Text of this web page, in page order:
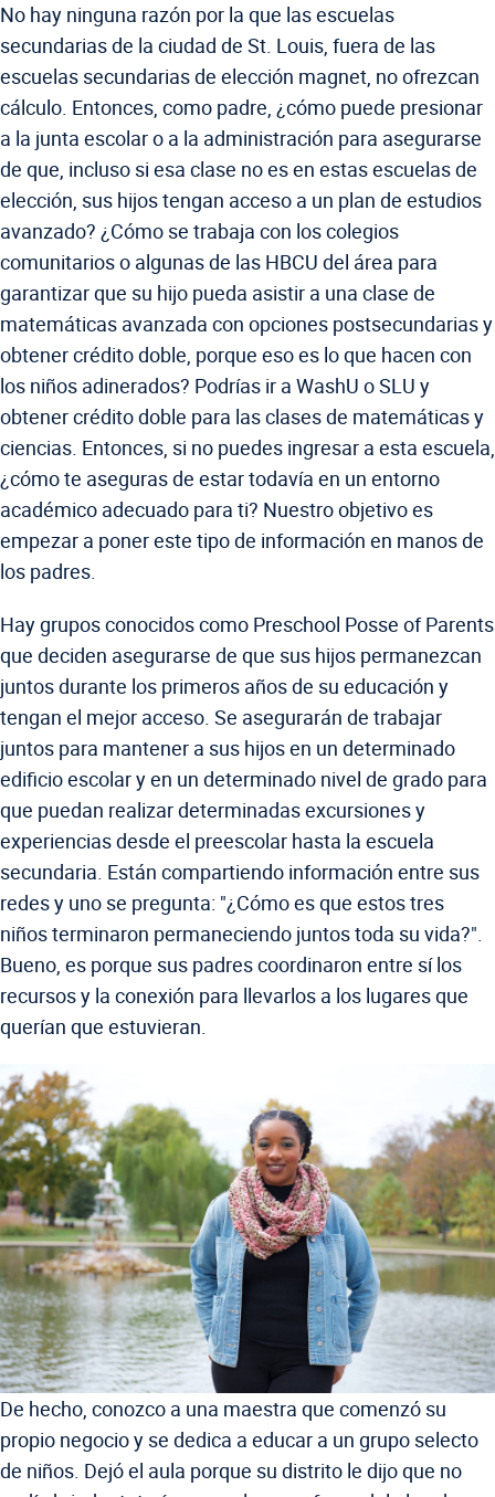
No hay ninguna razón por la que las escuelas
secundarias de la ciudad de St. Louis, fuera de las
escuelas secundarias de elección magnet, no ofrezcan
cálculo. Entonces, como padre, ¿cómo puede presionar
a la junta escolar o a la administración para asegurarse
de que, incluso si esa clase no es en estas escuelas de
elección, sus hijos tengan acceso a un plan de estudios
avanzado? ¿Cómo se trabaja con los colegios
comunitarios o algunas de las HBCU del área para
garantizar que su hijo pueda asistir a una clase de
matemáticas avanzada con opciones postsecundarias y
obtener crédito doble, porque eso es lo que hacen con
los niños adinerados? Podrías ir a WashU o SLU y
obtener crédito doble para las clases de matemáticas y
ciencias. Entonces, si no puedes ingresar a esta escuela,
¿cómo te aseguras de estar todavía en un entorno
académico adecuado para ti? Nuestro objetivo es
empezar a poner este tipo de información en manos de
los padres.
Hay grupos conocidos como Preschool Posse of Parents
que deciden asegurarse de que sus hijos permanezcan
juntos durante los primeros años de su educación y
tengan el mejor acceso. Se asegurarán de trabajar
juntos para mantener a sus hijos en un determinado
edificio escolar y en un determinado nivel de grado para
que puedan realizar determinadas excursiones y
experiencias desde el preescolar hasta la escuela
secundaria. Están compartiendo información entre sus
redes y uno se pregunta: "¿Cómo es que estos tres
niños terminaron permaneciendo juntos toda su vida?".
Bueno, es porque sus padres coordinaron entre sí los
recursos y la conexión para llevarlos a los lugares que
querían que estuvieran.
De hecho, conozco a una maestra que comenzó su
propio negocio y se dedica a educar a un grupo selecto
de niños. Dejó el aula porque su distrito le dijo que no